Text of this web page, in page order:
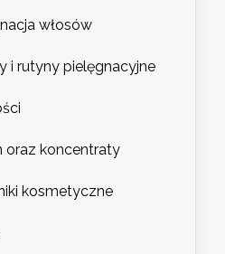
włosów
i rutyny pielęgnacyjne
oraz koncentraty
kosmetyczne